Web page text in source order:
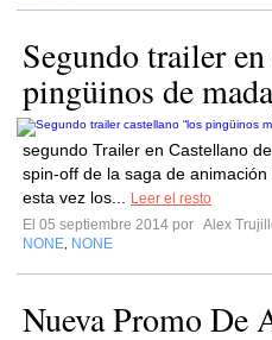
Segundo trailer
pingüinos de
segundo Trailer en Castellano
spin-off de la saga de
esta vez los...
Leer el resto
El 05 septiembre 2014 por Alex
NONE NONE
Nueva Promo De